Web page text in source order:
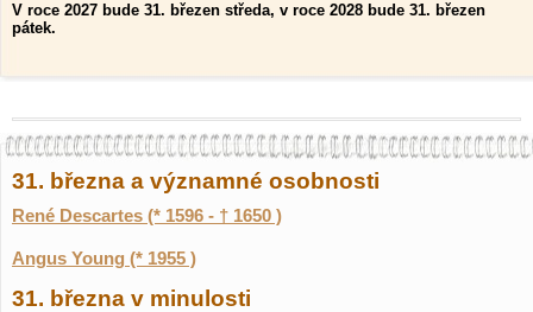
V roce 2027 bude 31. březen středa, v roce 2028 bude 31. březen
pátek.
31. března a významné osobnosti
René Descartes (* 1596 - † 1650 )
Angus Young (* 1955 )
31. března v minulosti